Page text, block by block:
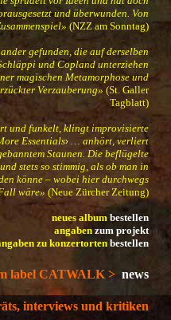
und überwunden. Von
(NZZ am Sonntag)
gefunden, die auf derselben
und Copland unterziehen
magischen Metamorphose und
Verzauberung» (St. Galler
Tagblatt)
und funkelt, klingt improvisierte
Essentials› … anhört, verliert
Staunen. Die beflügelte
stets so stimmig, als ob man in
könne – wobei hier durchwegs
wäre» (Neue Zürcher Zeitung)
neues album bestellen
angaben zum projekt
zu konzertorten bestellen
label CATWALK > news
interviews und kritiken